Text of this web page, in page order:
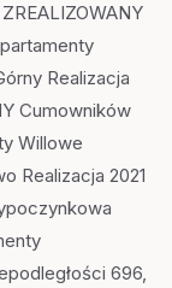
Realizacja
Cumowników
Willowe
Realizacja 2021
696,